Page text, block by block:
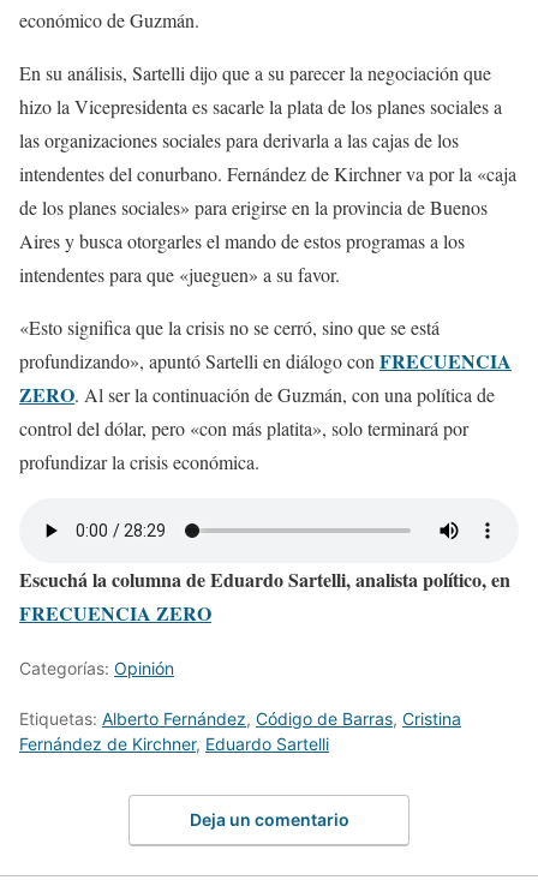
económico de Guzmán.
En su análisis, Sartelli dijo que a su parecer la negociación que
hizo la Vicepresidenta es sacarle la plata de los planes sociales a
las organizaciones sociales para derivarla a las cajas de los
intendentes del conurbano. Fernández de Kirchner va por la «caja
de los planes sociales» para erigirse en la provincia de Buenos
Aires y busca otorgarles el mando de estos programas a los
intendentes para que «jueguen» a su favor.
«Esto significa que la crisis no se cerró, sino que se está
profundizando», apuntó Sartelli en diálogo con FRECUENCIA
ZERO. Al ser la continuación de Guzmán, con una política de
control del dólar, pero «con más platita», solo terminará por
profundizar la crisis económica.
Escuchá la columna de Eduardo Sartelli, analista político, en
FRECUENCIA ZERO
Categorías: Opinión
Etiquetas: Alberto Fernández, Código de Barras, Cristina
Fernández de Kirchner, Eduardo Sartelli
Deja un comentario